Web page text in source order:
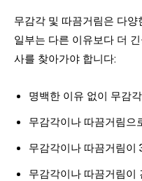
무감각 및 따끔거림은 다
일부는 다른 이유보다 더
사를 찾아가야 합니다:
명백한 이유 없이 무감
무감각이나 따끔거림으
무감각이나 따끔거림이
무감각이나 따끔거림이